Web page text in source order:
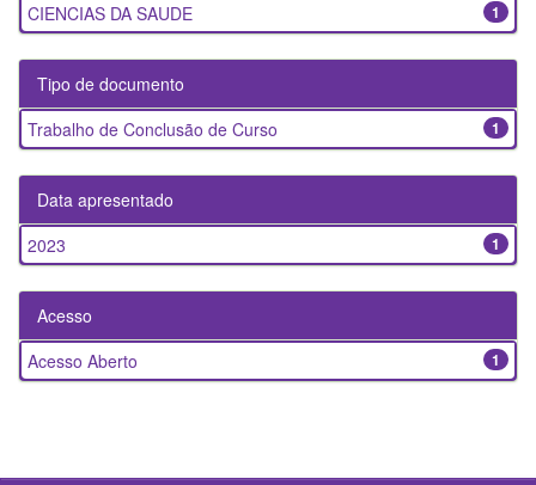
1
CIENCIAS DA SAUDE
Tipo de documento
1
Trabalho de Conclusão de Curso
Data apresentado
1
2023
Acesso
1
Acesso Aberto